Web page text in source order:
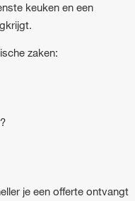
keuken en een
zaken:
je een offerte ontvangt